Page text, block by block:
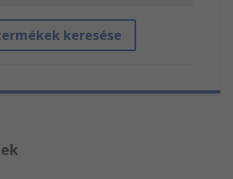
keresése